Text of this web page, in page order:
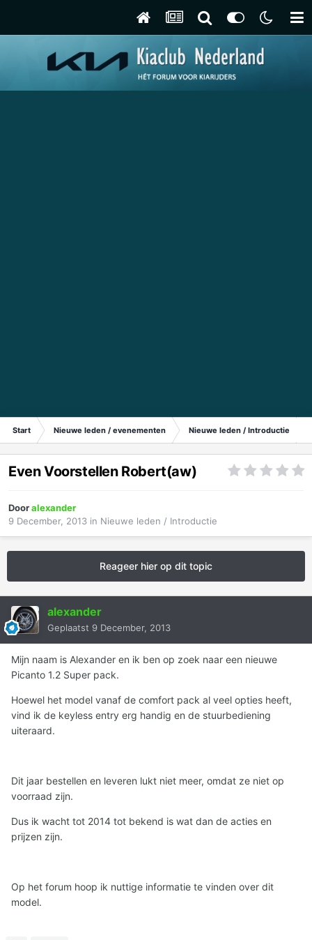
Start Nieuwe leden / evenementen Nieuwe leden / Introductie
Even Voorstellen Robert(aw)
Dooralexander
9 December, 2013 in Nieuwe leden / Introductie
Reageer hier op dit topic
alexander
Geplaatst 9 December, 2013
Mijn naam is Alexander en ik ben op zoek naar een nieuwe
Picanto 1.2 Super pack.
Hoewel het model vanaf de comfort pack al veel opties heeft,
vind ik de keyless entry erg handig en de stuurbediening
uiteraard.
Dit jaar bestellen en leveren lukt niet meer, omdat ze niet op
voorraad zijn.
Dus ik wacht tot 2014 tot bekend is wat dan de acties en
prijzen zijn.
Op het forum hoop ik nuttige informatie te vinden over dit
model.